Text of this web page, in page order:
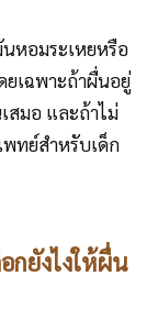
หอมระเหยหรือ
ยเฉพาะถ้าผื่นอยู่
สมอ และถ้าไม่
ทย์สำหรับเด็ก
กยังไงให้ผื่น